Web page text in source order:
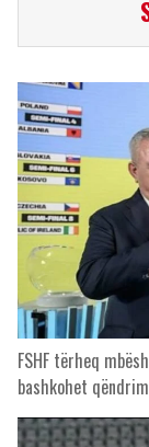
FSHF tërheq
bashkohet